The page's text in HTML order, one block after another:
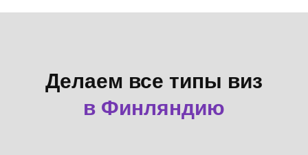
Делаем все типы виз
в Финляндию